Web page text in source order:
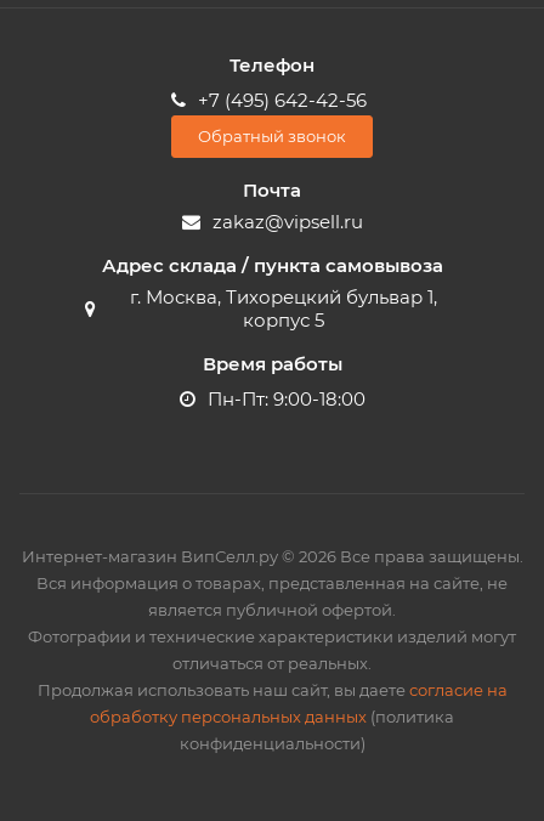
Телефон
+7 (495) 642-42-56
Обратный звонок
Почта
zakaz@vipsell.ru
Адрес склада / пункта самовывоза
г. Москва, Тихорецкий бульвар 1,
корпус 5
Время работы
Пн-Пт: 9:00-18:00
Интернет-магазин ВипСелл.ру © 2026 Все права защищены.
Вся информация о товарах, представленная на сайте, не
является публичной офертой.
Фотографии и технические характеристики изделий могут
отличаться от реальных.
Продолжая использовать наш сайт, вы даетесогласие на
обработку персональных данных (политика
конфиденциальности)